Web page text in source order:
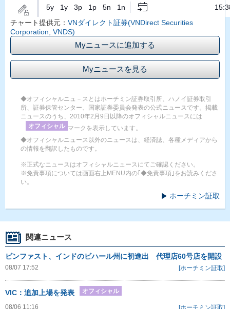
チャート提供元： VNダイレクト証券(VNDirect Securities
Corporation, VNDS)
Myニュースに追加する
Myニュースを見る
◆オフィシャルニュ－スとはホーチミン証券取引所、ハノイ証券取引
所、証券保管センター、国家証券委員会発表の公式ニュースです。掲載
ニュースのうち、2010年2月9日以降のオフィシャルニュースには
オフィシャル マークを表示しています。
◆オフィシャルニュース以外のニュースは、経済誌、各種メディアから
の情報を翻訳したものです。
※正式なニュースはオフィシャルニュースにてご確認ください。
※免責事項については画面右上MENU内の｢◆免責事項｣をお読みくださ
い。
ホーチミン証取
関連ニュース
ビンファスト、インドのビハール州に初進出 代理店60号店を開設
08/07 17:52 [ホーチミン証取]
VIC：追加上場を発表 オフィシャル
08/06 11:16 [ホーチミン証取]